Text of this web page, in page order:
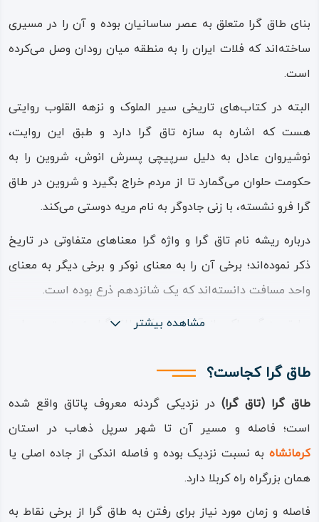
بنای طاق‌ گرا متعلق به عصر ساسانیان بوده و آن را در مسیری
ساخته‌اند که فلات ایران را به منطقه میان رودان وصل می‌کرده
است.
البته در کتاب‌های تاریخی سیر الملوک و نزهه‌ القلوب روایتی
هست که اشاره به سازه تاق گرا دارد و طبق این روایت،
نوشیروان عادل به دلیل سرپیچی پسرش انوش، شروین را به
حکومت حلوان می‌گمارد تا از مردم خراج بگیرد و شروین در طاق
گرا فرو نشسته، با زنی جادوگر به نام مریه دوستی می‌کند.
درباره ریشه نام تاق گرا و واژه گرا معناهای متفاوتی در تاریخ
ذکر نموده‌اند؛ برخی آن را به معنای نوکر و برخی دیگر به معنای
واحد مسافت دانسته‌اند که یک شانزدهم ذرع بوده است.
روایتی دیگر حاکی از آن است که طاق گرا به دست معماری
دلاک نیز هست به این دلیل این نام را بر سازه مورد نظر
گذاشته‌اند اما در حقیقت بنای طاق گرا در اواخر ساسانی و به
عنوان نمادی برای سرحدات مرزی، یا به عنوان یادبود اتمام جاده
شاهی و یا برای کاربری‌های چاپار و نامه رسانی بنا گردیده است
و بیش‌تر باستان شناسان بر آن هستند که این بنا در زمان
مشاهده بیشتر
طاق گرا کجاست؟
طاق گرا (تاق گرا) در نزدیکی گردنه معروف پاتاق واقع شده
است؛ فاصله‌ و مسیر آن تا شهر سرپل ذهاب در استان
کرمانشاه به نسبت نزدیک بوده و فاصله اندکی از جاده اصلی یا
همان بزرگراه راه کربلا دارد.
فاصله و زمان مورد نیاز برای رفتن به طاق گرا از برخی نقاط به